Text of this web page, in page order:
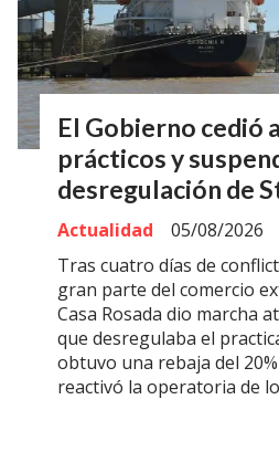
El Gobierno cedió
prácticos y
desregulación de
Actualidad
05/08/2026
Tras cuatro días de
gran parte del comercio
Casa Rosada dio marcha
que desregulaba el
obtuvo una rebaja del
reactivó la operatoria de